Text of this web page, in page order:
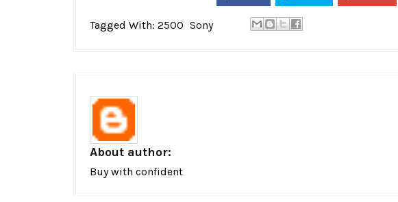
Tagged With: 2500 Sony
About author:
Buy with confident